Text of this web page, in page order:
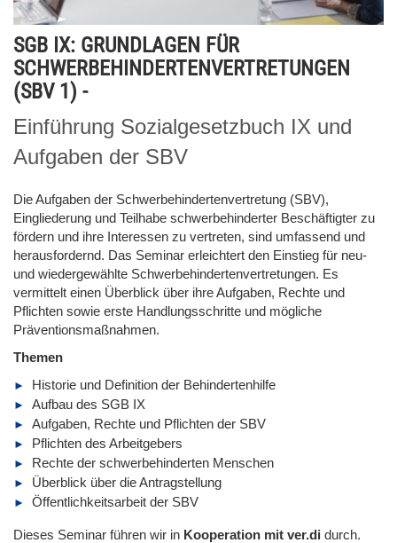
SGB IX: GRUNDLAGEN FÜR
SCHWERBEHINDERTENVERTRETUNGEN
(SBV 1) -
Einführung Sozialgesetzbuch IX und
Aufgaben der SBV
Die Aufgaben der Schwerbehindertenvertretung (SBV),
Eingliederung und Teilhabe schwerbehinderter Beschäftigter zu
fördern und ihre Interessen zu vertreten, sind umfassend und
herausfordernd. Das Seminar erleichtert den Einstieg für neu-
und wiedergewählte Schwerbehindertenvertretungen. Es
vermittelt einen Überblick über ihre Aufgaben, Rechte und
Pflichten sowie erste Handlungsschritte und mögliche
Präventionsmaßnahmen.
Themen
Historie und Definition der Behindertenhilfe
Aufbau des SGB IX
Aufgaben, Rechte und Pflichten der SBV
Pflichten des Arbeitgebers
Rechte der schwerbehinderten Menschen
Überblick über die Antragstellung
Öffentlichkeitsarbeit der SBV
Dieses Seminar führen wir in Kooperation mit ver.di durch.